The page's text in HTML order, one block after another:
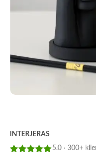
INTERJERAS
5.0 · 300+